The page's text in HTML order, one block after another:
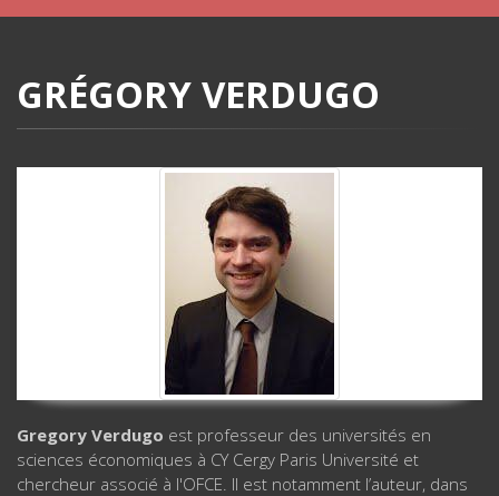
GRÉGORY VERDUGO
Gregory Verdugo est professeur des universités en
sciences économiques à CY Cergy Paris Université et
chercheur associé à l'OFCE. Il est notamment l’auteur, dans